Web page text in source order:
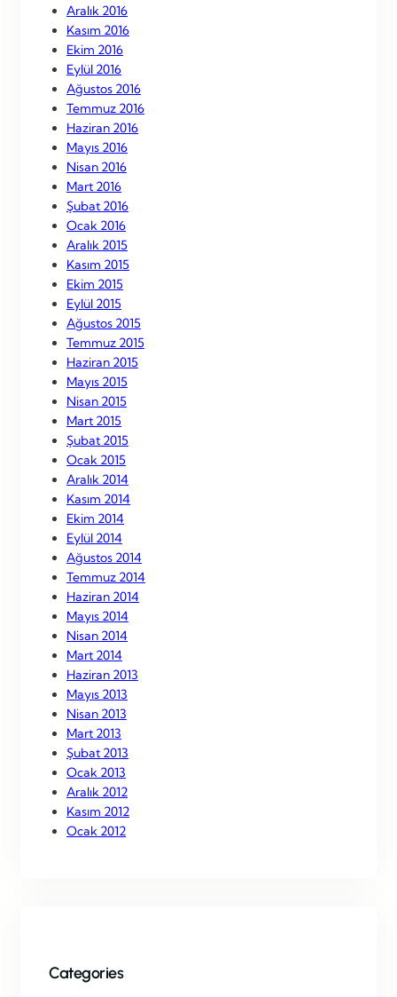
Aralık 2016
Kasım 2016
Ekim 2016
Eylül 2016
Ağustos 2016
Temmuz 2016
Haziran 2016
Mayıs 2016
Nisan 2016
Mart 2016
Şubat 2016
Ocak 2016
Aralık 2015
Kasım 2015
Ekim 2015
Eylül 2015
Ağustos 2015
Temmuz 2015
Haziran 2015
Mayıs 2015
Nisan 2015
Mart 2015
Şubat 2015
Ocak 2015
Aralık 2014
Kasım 2014
Ekim 2014
Eylül 2014
Ağustos 2014
Temmuz 2014
Haziran 2014
Mayıs 2014
Nisan 2014
Mart 2014
Haziran 2013
Mayıs 2013
Nisan 2013
Mart 2013
Şubat 2013
Ocak 2013
Aralık 2012
Kasım 2012
Ocak 2012
Categories